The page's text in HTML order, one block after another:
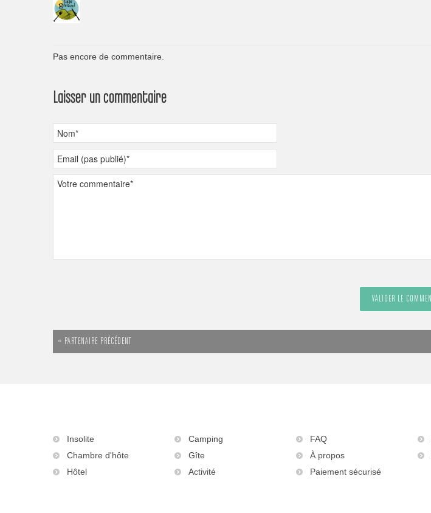
Pas encore de commentaire.
Laisser un commentaire
« PARTENAIRE PRÉCÉDENT
Insolite
Chambre d'hôte
Hôtel
Camping
Gîte
Activité
FAQ
À propos
Paiement sécurisé